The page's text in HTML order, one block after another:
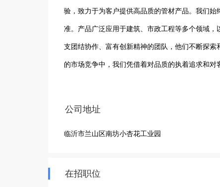
验，致力于为客户提供高品质的管材产品。我们
准。产品广泛应用于建筑、市政工程等多个领域
支团结协作、富有创新精神的团队，他们不断探
的市场竞争中，我们凭借着对品质的执着追求和
有限公司将继续秉持初心，不断提升自身实力，
公司地址
临沂市兰山区南坊小杏花工业园
在招职位